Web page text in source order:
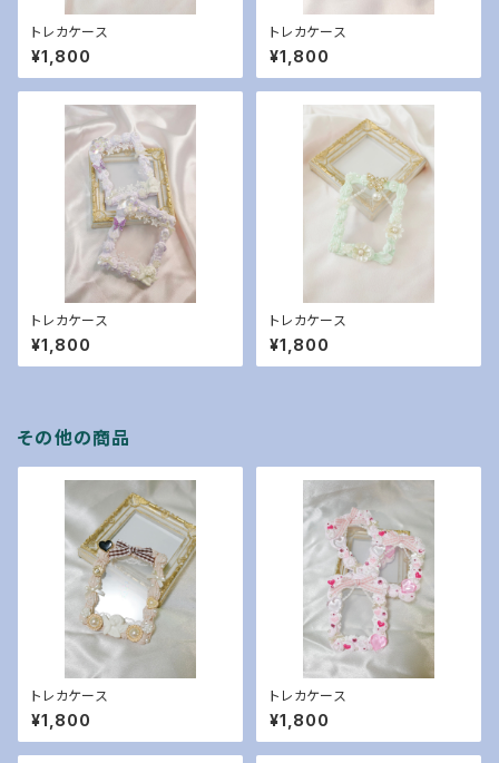
トレカケース
¥1,800
トレカケース
¥1,800
トレカケース
¥1,800
トレカケース
¥1,800
その他の商品
トレカケース
¥1,800
トレカケース
¥1,800